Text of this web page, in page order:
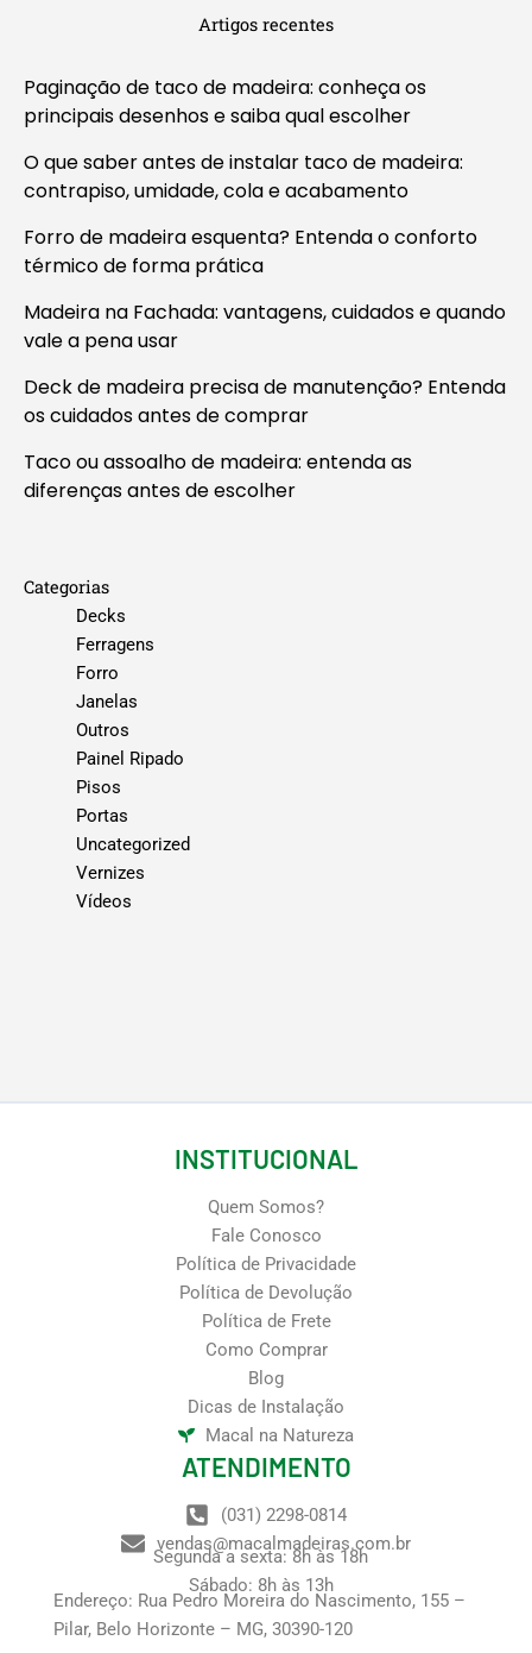
Artigos recentes
Paginação de taco de madeira: conheça os
principais desenhos e saiba qual escolher
O que saber antes de instalar taco de madeira:
contrapiso, umidade, cola e acabamento
Forro de madeira esquenta? Entenda o conforto
térmico de forma prática
Madeira na Fachada: vantagens, cuidados e quando
vale a pena usar
Deck de madeira precisa de manutenção? Entenda
os cuidados antes de comprar
Taco ou assoalho de madeira: entenda as
diferenças antes de escolher
Categorias
Decks
Ferragens
Forro
Janelas
Outros
Painel Ripado
Pisos
Portas
Uncategorized
Vernizes
Vídeos
INSTITUCIONAL
Quem Somos?
Fale Conosco
Política de Privacidade
Política de Devolução
Política de Frete
Como Comprar
Blog
Dicas de Instalação
Macal na Natureza
ATENDIMENTO
(031) 2298-0814
vendas@macalmadeiras.com.br
Segunda a sexta: 8h às 18h
Sábado: 8h às 13h
Endereço: Rua Pedro Moreira do Nascimento, 155 –
Pilar, Belo Horizonte – MG, 30390-120